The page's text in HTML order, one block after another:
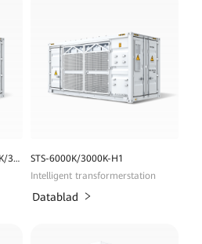
Model: JUPITER-9000K/6000K/3000K-H1
STS-6000K/3000K-H1
Intelligent transformerstation
Datablad